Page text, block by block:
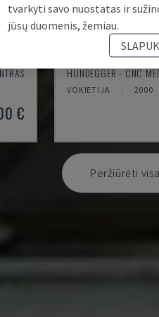
€
HUNDEGGER - CNC
VOKIETIJA 2000
Peržiūrėti
tvarkyti savo nuostatas ir
jūsų duomenis, žemiau.